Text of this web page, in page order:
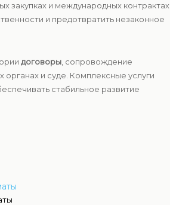
закупках и международных контрактах.
и предотвратить незаконное
договоры , сопровождение
органах и суде. Комплексные услуги
стабильное развитие